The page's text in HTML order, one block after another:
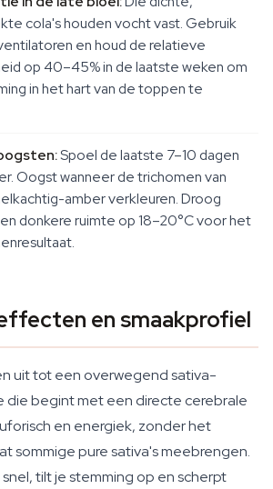
cola's houden vocht vast. Gebruik
en houd de relatieve
op 40–45% in de laatste weken om
in het hart van de toppen te
Spoel de laatste 7–10 dagen
Oogst wanneer de trichomen van
amber verkleuren. Droog
donkere ruimte op 18–20°C voor het
en smaakprofiel
uit tot een overwegend sativa-
die begint met een directe cerebrale
en energiek, zonder het
sommige pure sativa's meebrengen.
tilt je stemming op en scherpt